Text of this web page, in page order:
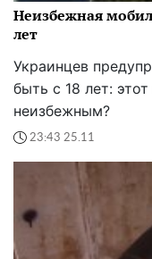
Неизбежная
лет
Украинцев
быть с 18 лет:
неизбежным?
23:43 25.11